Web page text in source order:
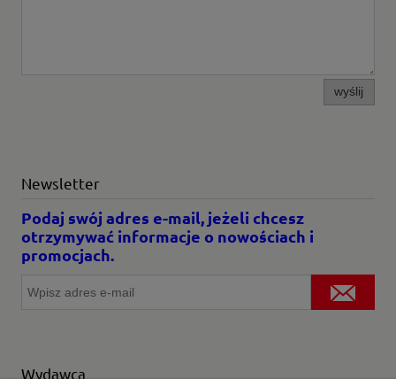
wyślij
Newsletter
Podaj swój adres e-mail, jeżeli chcesz
otrzymywać informacje o nowościach i
promocjach.
Wydawca